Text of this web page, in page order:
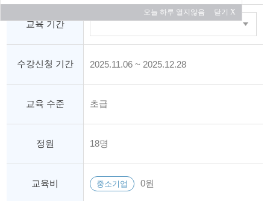
교육 기간
수강신청 기간 2025.11.06 ~ 2025.12.28
교육 수준 초급
정원 18명
교육비 중소기업 0원
오늘 하루 열지않음 닫기 X